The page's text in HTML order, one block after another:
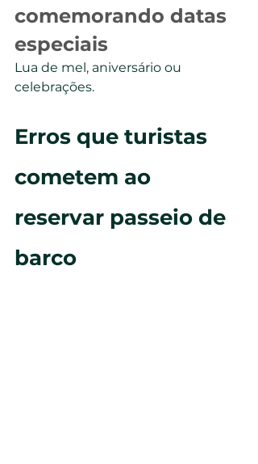
comemorando datas
especiais
Lua de mel, aniversário ou
celebrações.
Erros que turistas
cometem ao
reservar passeio de
barco